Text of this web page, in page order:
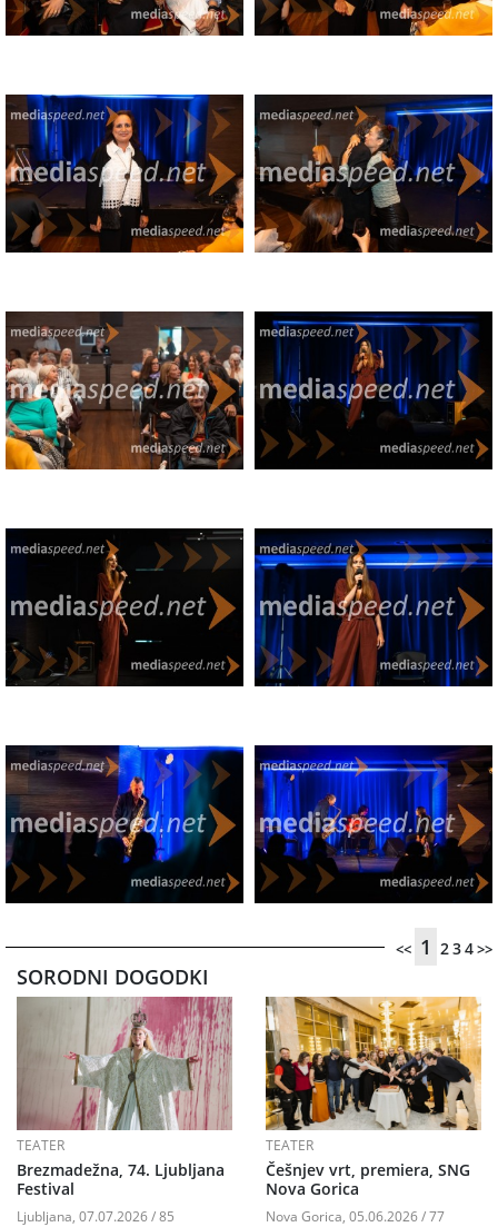
<< 1 234>>
SORODNI DOGODKI
TEATER
Brezmadežna, 74. Ljubljana
Festival
Ljubljana, 07.07.2026 / 85
TEATER
Češnjev vrt, premiera, SNG
Nova Gorica
Nova Gorica, 05.06.2026 / 77